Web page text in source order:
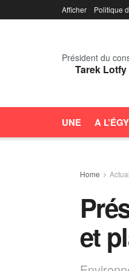
Afficher Politique
Président du
Tarek Lotfy
UNE A
Home
et